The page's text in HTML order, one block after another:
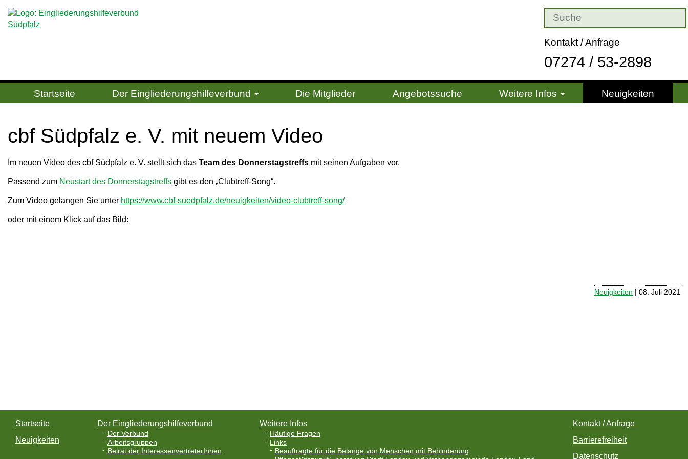
Kontakt / Anfrage
07274 / 53-2898
Startseite Der Ein­gliede­rungs­hilfe­verbund Die Mitglieder Angebotssuche Weitere Infos Neuigkeiten
cbf Südpfalz e. V. mit neuem Video
Im neuen Video des cbf Südpfalz e. V. stellt sich das Team des Donnerstagstreffs mit seinen Aufgaben vor.
Passend zum Neustart des Donnerstagstreffs gibt es den „Clubtreff-Song“.
Zum Video gelangen Sie unter https://www.cbf-suedpfalz.de/neuigkeiten/video-clubtreff-song/
oder mit einem Klick auf das Bild:
Neuigkeiten | 08. Juli 2021
Startseite
Neuigkeiten
Der Eingliederungshilfeverbund
Der Verbund
Arbeitsgruppen
Beirat der InteressenvertreterInnen
Weitere Infos
Häufige Fragen
Links
Beauftragte für die Belange von Menschen mit Behinderung
Kontakt / Anfrage
Barrierefreiheit
Datenschutz